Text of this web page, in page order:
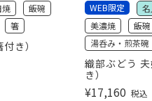
き）
焼
飯碗
箸
織部ぶどう
き）
WEB限定
美濃焼
飯碗
湯呑み・煎茶碗
¥17,160 税込